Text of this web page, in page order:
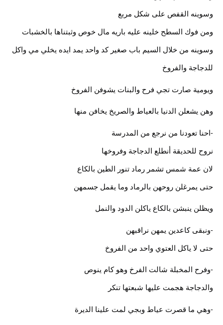
وسوينه القفص على شكل مربع
ومن فوك السطح خلينه عليه باريه مال خوص وثبتناها بالخشبات
وسوينه من خلال السيم باب صغير كد واحد يمد ايده يخلي مي واكل
للدجاجة والفروخ
ويومية صارت تجي فرح والبنات يشوفن الفروخ
وهن يشعلن الدنيا بالعياط والصريخ يخافن منها
-احنا تعودنا من نرجع من المدرسة
نروح للحديقة أنطلع الدجاجة وفروخها
لان عمة شمس تشمر رماد تنور الطين بالكاع
حتى يمرغلن روحهن بالرماد وما يقمل جسمهن
ويظلن ينبشن بالكاع ياكلن الدود والنمل
-ونبقى كاعدين يمهن نراقبهن
حتى لا ياكل العتوي واحد من الفروخ
-وفرح المخبلة شالت الفرخ وهو كام ينوص
والدجاجة هجمت عليها شبعتها تنكر
-وهي ما قصرت عياط وبجي لمت علينا الديرة